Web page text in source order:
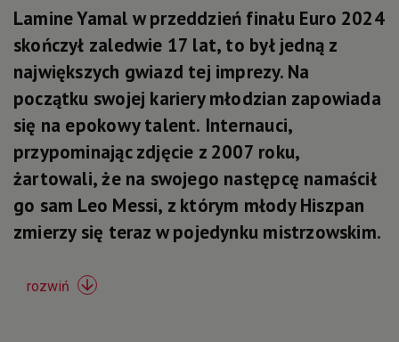
Lamine Yamal w przeddzień finału Euro 2024
skończył zaledwie 17 lat, to był jedną z
największych gwiazd tej imprezy. Na
początku swojej kariery młodzian zapowiada
się na epokowy talent. Internauci,
przypominając zdjęcie z 2007 roku,
żartowali, że na swojego następcę namaścił
go sam Leo Messi, z którym młody Hiszpan
zmierzy się teraz w pojedynku mistrzowskim.
rozwiń 